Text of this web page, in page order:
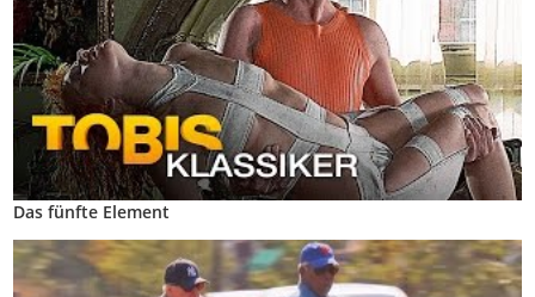
Das fünfte Element